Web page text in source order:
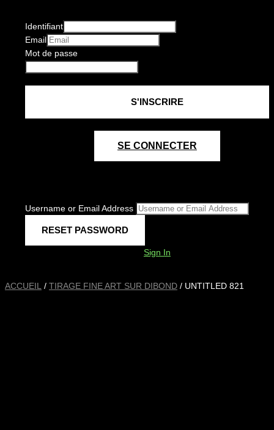
Identifiant
Email
Mot de passe
SE CONNECTER
Username or Email Address
Sign In
ACCUEIL / TIRAGE FINE ART SUR DIBOND / UNTITLED 821